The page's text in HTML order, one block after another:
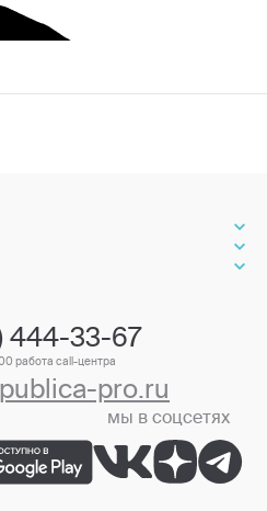
444-33-67
работа call-центра
pro.ru
мы в соцсетях